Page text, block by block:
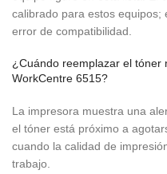
calibrado para estos
error de compatibilidad.
¿Cuándo reemplazar el tóner
WorkCentre 6515?
La impresora muestra una
el tóner está próximo a
cuando la calidad de
trabajo.